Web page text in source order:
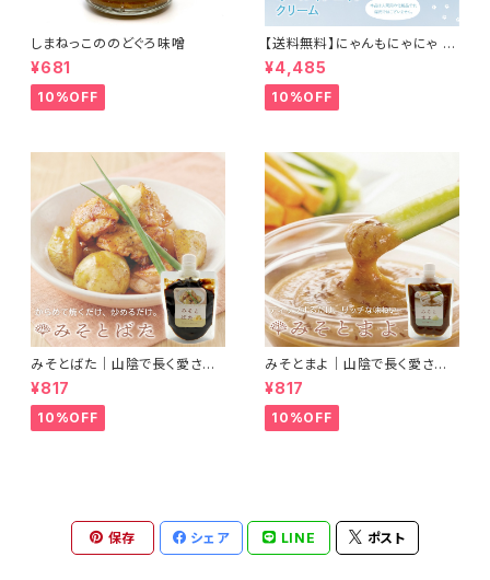
しまねっこののどぐろ味噌
¥681
10%OFF
【送料無料】にゃんもにゃにゃ オ
ールインニャンクリーム50g (人
間用基礎化粧品) 猫との暮らし
に寄り添ったこだわりの成分 自
然由来のオールインワンクリー
¥4,485
10%OFF
みそとばた｜山陰で長く愛され
続けている錦味噌とバターで料
理に便利なみそバターができま
した
¥817
10%OFF
みそとまよ｜山陰で長く愛され
続けている錦味噌とマヨネーズ
で、ディップするだけで濃厚リッ
チな味わいになるみそマヨがで
きました
¥817
10%OFF
保存 シェア LINE ポスト